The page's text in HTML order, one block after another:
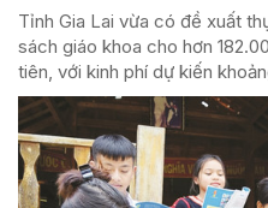
Tỉnh Gia Lai vừa có đề xuất
sách giáo khoa cho hơn
tiên, với kinh phí dự kiến